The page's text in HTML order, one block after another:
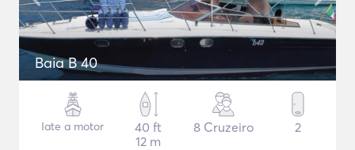
Baia B 40
Iate a motor
40 ft
12 m
8 Cruzeiro 2